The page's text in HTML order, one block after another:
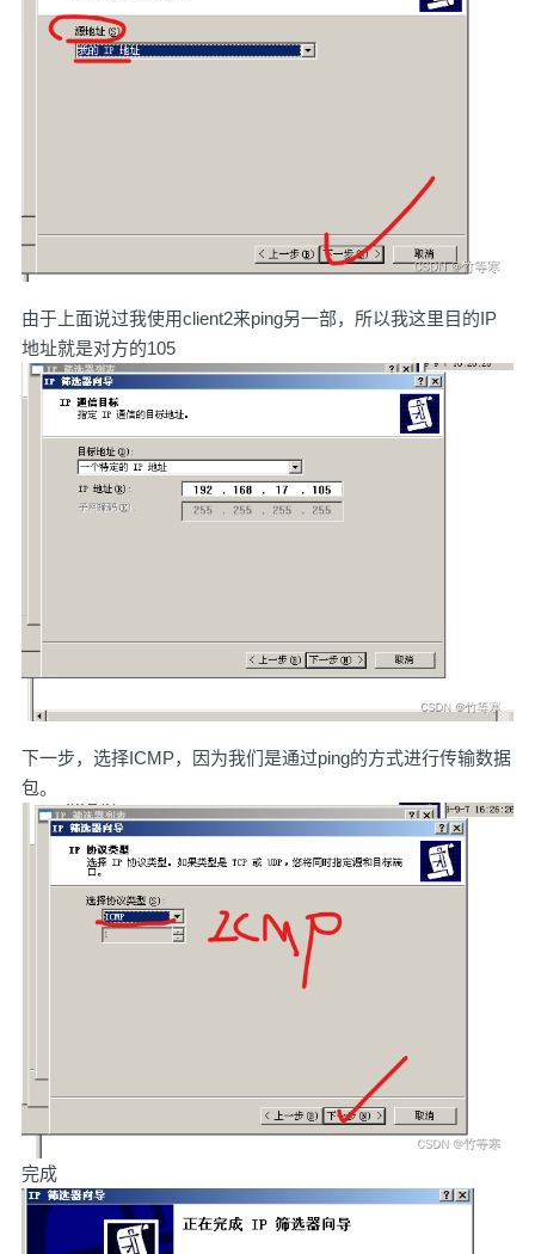
由于上面说过我使用client2来ping另一部，所以我这里目的IP
地址就是对方的105
下一步，选择ICMP，因为我们是通过ping的方式进行传输数据
包。
完成